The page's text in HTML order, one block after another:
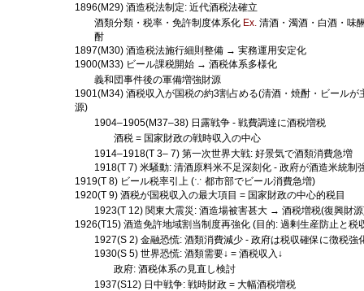
1896(M29) 酒造税法制定: 近代酒税法確立
酒類分類・税率・免許制度体系化 Ex. 清酒・濁酒・白酒・味
酎
1897(M30) 酒造税法施行細則整備 → 実務運用安定化
1900(M33) ビール課税開始 → 酒税体系多様化
義和団事件後の軍備増強財源
1901(M34) 酒税収入が国税の約3割占める(清酒・焼酎・ビールが
源)
1904–1905(M37–38) 日露戦争 - 戦費調達に酒税増税
酒税 = 国家財政の戦時収入の中心
1914–1918(T 3– 7) 第一次世界大戦: 好景気で酒類消費急増
1918(T 7) 米騒動: 清酒原料米不足深刻化 - 政府が酒造米統制
1919(T 8) ビール税率引上 (∵ 都市部でビール消費急増)
1920(T 9) 酒税が国税収入の最大項目 = 国家財政の中心的税目
1923(T 12) 関東大震災: 酒造場被害甚大 → 酒税増税(復興財
1926(T15) 酒造免許地域割当制度再強化 (目的: 過剰生産防止と税
1927(S 2) 金融恐慌: 酒類消費減少 - 政府は税収確保に徴税強
1930(S 5) 世界恐慌: 酒類需要↓ = 酒税収入↓
政府: 酒税体系の見直し検討
1937(S12) 日中戦争: 戦時財政 = 大幅酒税増税